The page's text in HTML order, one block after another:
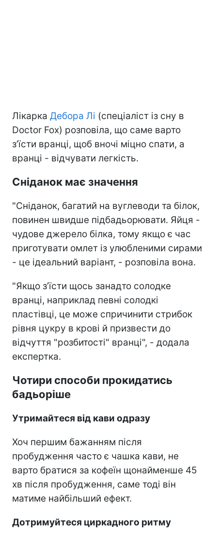
Лікарка Дебора Лі (спеціаліст із сну в
Doctor Fox) розповіла, що саме варто
з’їсти вранці, щоб вночі міцно спати, а
вранці - відчувати легкість.
Сніданок має значення
"Сніданок, багатий на вуглеводи та білок,
повинен швидше підбадьорювати. Яйця -
чудове джерело білка, тому якщо є час
приготувати омлет із улюбленими сирами
- це ідеальний варіант, - розповіла вона.
"Якщо з’їсти щось занадто солодке
вранці, наприклад певні солодкі
пластівці, це може спричинити стрибок
рівня цукру в крові й призвести до
відчуття "розбитості" вранці", - додала
експертка.
Чотири способи прокидатись
бадьоріше
Утримайтеся від кави одразу
Хоч першим бажанням після
пробудження часто є чашка кави, не
варто братися за кофеїн щонайменше 45
хв після пробудження, саме тоді він
матиме найбільший ефект.
Дотримуйтеся циркадного ритму